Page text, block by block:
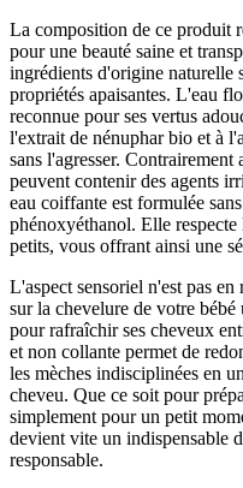
La composition de ce produit
pour une beauté saine et
ingrédients d'origine naturelle
propriétés apaisantes. L'eau
reconnue pour ses vertus
l'extrait de nénuphar bio et à
sans l'agresser.
peuvent contenir des agents
eau coiffante est formulée
phénoxyéthanol. Elle
petits, vous offrant ainsi une
L'aspect sensoriel n'est pas
sur la chevelure de votre
pour rafraîchir ses cheveux
et non collante permet de
les mèches indisciplinées en
cheveu. Que ce soit pour
simplement pour un petit
devient vite un indispensable
responsable.